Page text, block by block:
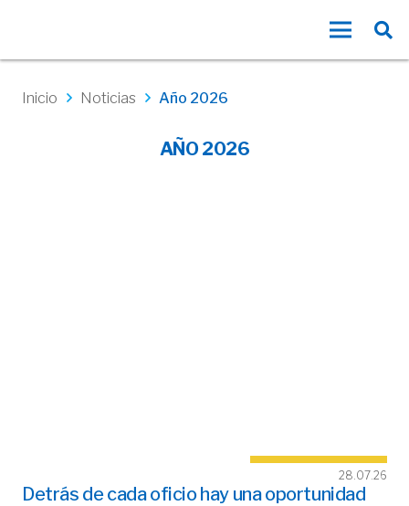
Inicio Noticias Año 2026
AÑO 2026
28.07.26
Detrás de cada oficio hay una oportunidad